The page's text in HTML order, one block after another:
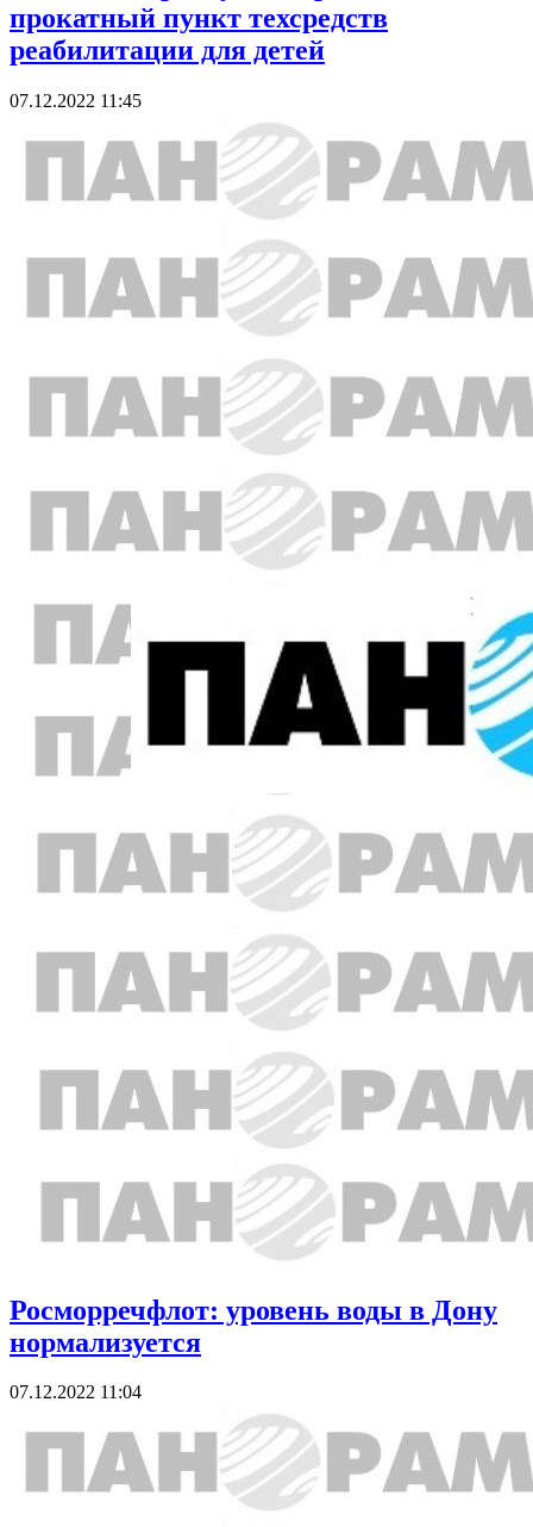
прокатный пункт техсредств
реабилитации для детей
07.12.2022 11:45
Росморречфлот: уровень воды в Дону
нормализуется
07.12.2022 11:04